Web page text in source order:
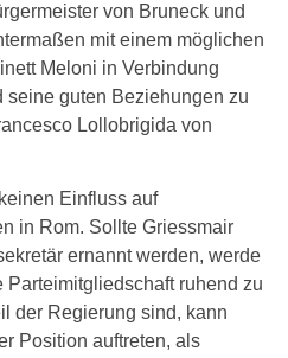
von Bruneck und
mit einem möglichen
Meloni in Verbindung
seine guten Beziehungen zu
Lollobrigida von
Einfluss auf
in Rom. Sollte Griessmair
ernannt werden, werde
ruhend zu
der Regierung sind, kann
Position auftreten, als